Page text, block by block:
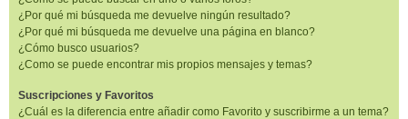
¿Por qué mi búsqueda me devuelve ningún resultado?
¿Por qué mi búsqueda me devuelve una página en blanco?
¿Cómo busco usuarios?
¿Como se puede encontrar mis propios mensajes y temas?
Suscripciones y Favoritos
¿Cuál es la diferencia entre añadir como Favorito y suscribirme a un tema?